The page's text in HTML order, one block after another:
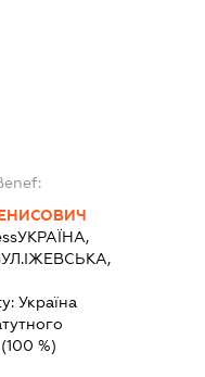
УКРАЇНА,
Україна
(100 %)